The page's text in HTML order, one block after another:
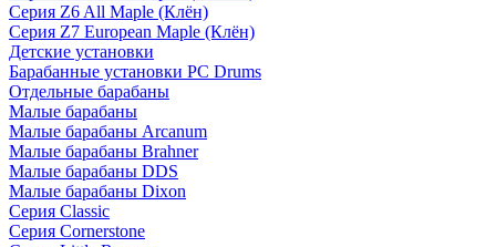
Серия Z6 All Maple (Клён)
Серия Z7 European Maple (Клён)
Детские установки
Барабанные установки PC Drums
Отдельные барабаны
Малые барабаны
Малые барабаны Arcanum
Малые барабаны Brahner
Малые барабаны DDS
Малые барабаны Dixon
Серия Classic
Серия Cornerstone